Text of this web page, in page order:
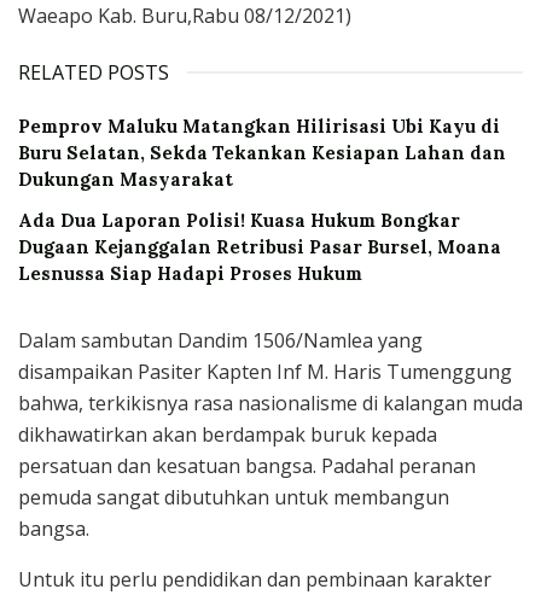
Waeapo Kab. Buru,Rabu 08/12/2021)
RELATED POSTS
‎Pemprov Maluku Matangkan Hilirisasi Ubi Kayu di
Buru Selatan, Sekda Tekankan Kesiapan Lahan dan
Dukungan Masyarakat
Ada Dua Laporan Polisi! Kuasa Hukum Bongkar
Dugaan Kejanggalan Retribusi Pasar Bursel, Moana
Lesnussa Siap Hadapi Proses Hukum
Dalam sambutan Dandim 1506/Namlea yang
disampaikan Pasiter Kapten Inf M. Haris Tumenggung
bahwa, terkikisnya rasa nasionalisme di kalangan muda
dikhawatirkan akan berdampak buruk kepada
persatuan dan kesatuan bangsa. Padahal peranan
pemuda sangat dibutuhkan untuk membangun
bangsa.
Untuk itu perlu pendidikan dan pembinaan karakter